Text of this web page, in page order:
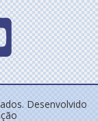
Desenvolvido